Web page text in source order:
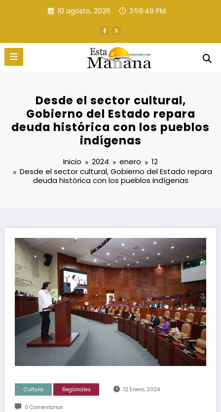
10 agosto, 2026 3:59:50 PM
Desde el sector cultural,
Gobierno del Estado repara
deuda histórica con los pueblos
indígenas
Inicio 2024 enero
12
Desde el sector cultural, Gobierno del Estado repara
deuda histórica con los pueblos indígenas
Cultura Regionales 12 Enero, 2024
0 Comentarios